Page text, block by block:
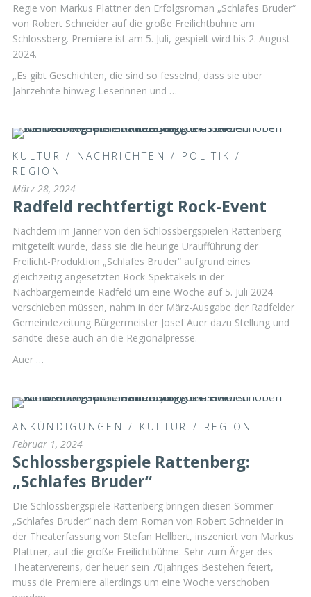
Regie von Markus Plattner den Erfolgsroman „Schlafes Bruder“
von Robert Schneider auf die große Freilichtbühne am
Schlossberg. Premiere ist am 5. Juli, gespielt wird bis 2. August
2024.
„Es gibt Geschichten, die sind so fesselnd, dass sie über
Jahrzehnte hinweg Leserinnen und …
KULTUR / NACHRICHTEN / POLITIK /
REGION
März 28, 2024
Radfeld rechtfertigt Rock-Event
Nachdem im Jänner von den Schlossbergspielen Rattenberg
mitgeteilt wurde, dass sie die heurige Uraufführung der
Freilicht-Produktion „Schlafes Bruder“ aufgrund eines
gleichzeitig angesetzten Rock-Spektakels in der
Nachbargemeinde Radfeld um eine Woche auf 5. Juli 2024
verschieben müssen, nahm in der März-Ausgabe der Radfelder
Gemeindezeitung Bürgermeister Josef Auer dazu Stellung und
sandte diese auch an die Regionalpresse.
Auer …
ANKÜNDIGUNGEN / KULTUR / REGION
Februar 1, 2024
Schlossbergspiele Rattenberg:
„Schlafes Bruder“
Die Schlossbergspiele Rattenberg bringen diesen Sommer
„Schlafes Bruder“ nach dem Roman von Robert Schneider in
der Theaterfassung von Stefan Hellbert, inszeniert von Markus
Plattner, auf die große Freilichtbühne. Sehr zum Ärger des
Theatervereins, der heuer sein 70jähriges Bestehen feiert,
muss die Premiere allerdings um eine Woche verschoben